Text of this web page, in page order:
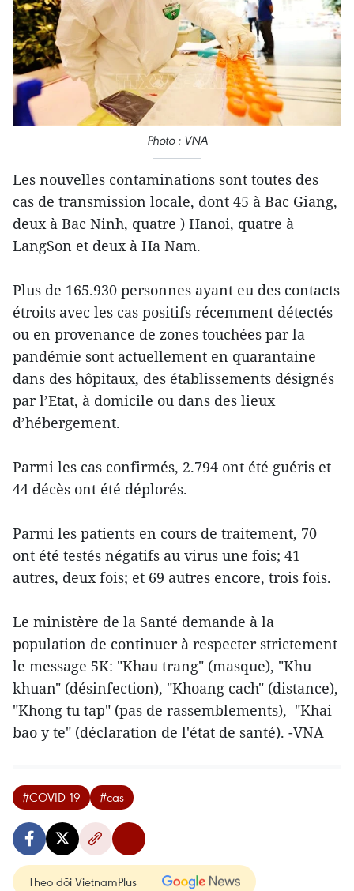
Photo : VNA
Les nouvelles contaminations sont toutes des
cas de transmission locale, dont 45 à Bac Giang,
deux à Bac Ninh, quatre ) Hanoi, quatre à
LangSon et deux à Ha Nam.
Plus de 165.930 personnes ayant eu des contacts
étroits avec les cas positifs récemment détectés
ou en provenance de zones touchées par la
pandémie sont actuellement en quarantaine
dans des hôpitaux, des établissements désignés
par l’Etat, à domicile ou dans des lieux
d’hébergement.
Parmi les cas confirmés, 2.794 ont été guéris et
44 décès ont été déplorés.
Parmi les patients en cours de traitement, 70
ont été testés négatifs au virus une fois; 41
autres, deux fois; et 69 autres encore, trois fois.
Le ministère de la Santé demande à la
population de continuer à respecter strictement
le message 5K: "Khau trang" (masque), "Khu
khuan" (désinfection), "Khoang cach" (distance),
"Khong tu tap" (pas de rassemblements), "Khai
bao y te" (déclaration de l'état de santé). -VNA
#COVID-19 #cas
Theo dõi VietnamPlus